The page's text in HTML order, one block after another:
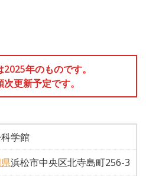
年のものです。
更新予定です。
学館
浜松市中央区北寺島町256-3